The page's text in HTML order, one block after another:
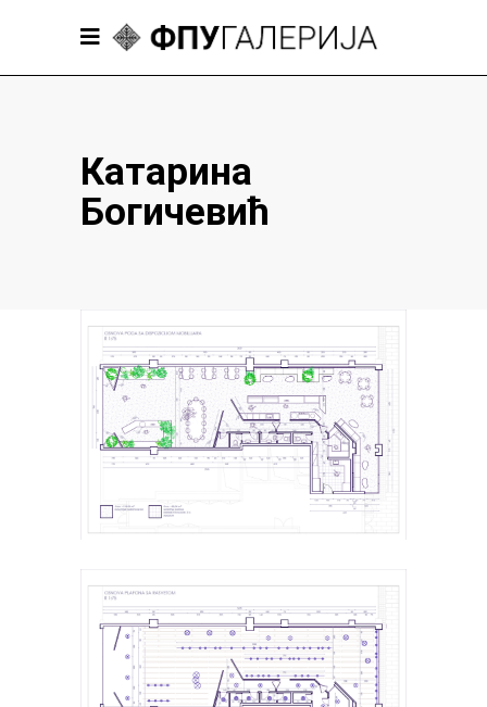
Катарина
Богичевић